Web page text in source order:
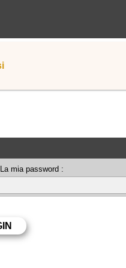
La mia password :